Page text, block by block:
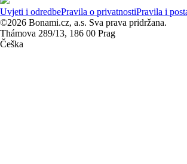
Uvjeti i odredbePravila o privatnostiPravila i
©2026 Bonami.cz, a.s. Sva prava pridržana.
Thámova 289/13, 186 00 Prag
Češka